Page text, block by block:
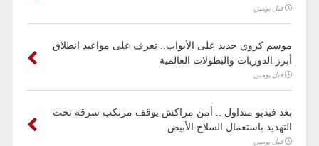
قبل يومين
موسم كروي جديد على الأبواب.. تعرف على مواعيد انطلاق
أبرز الدوريات والبطولات العالمية
قبل يومين
بعد فيديو متداول .. أمن مراكش يوقف مرتكب سرقة تحت
التهديد باستعمال السلاح الأبيض
قبل يومين